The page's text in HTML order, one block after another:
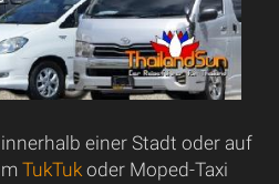
einer Stadt oder auf
TukTukoder Moped-Taxi